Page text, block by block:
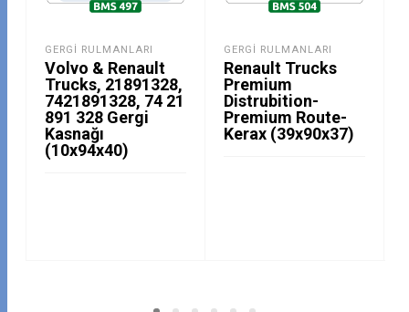
GERGI RULMANLARI
Volvo & Renault
Trucks, 21891328,
7421891328, 74 21
891 328 Gergi
Kasnağı
(10x94x40)
GERGI RULMANLARI
Renault Trucks
Premium
Distrubition-
Premium Route-
Kerax (39x90x37)